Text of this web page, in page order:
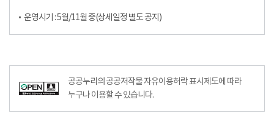
운영시기 : 5월/11월 중(상세일정 별도 공지)
공공누리의 공공저작물 자유이용허락 표시제도에 따라
누구나 이용할 수 있습니다.